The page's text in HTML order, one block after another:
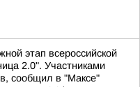
этап всероссийской
2.0". Участниками
сообщил в "Максе"